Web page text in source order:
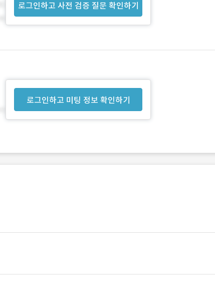
로그인하고 사전 검증 질문 확인하기
로그인하고 미팅 정보 확인하기